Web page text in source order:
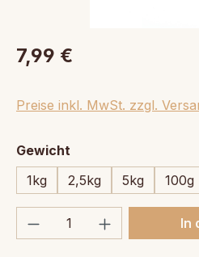
7,99 €
Preise inkl. MwSt. zzgl.
Gewicht
1kg
2,5kg 5kg 100g
Produkt Anzahl: In